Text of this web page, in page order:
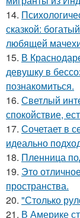
14.
сказкой:
любящей
15. В
девушку в
познакомиться.
16. Светлый
спокойствие,
17. Сочетает в
идеально
18. Пленница
19. Это
пространства.
20. "Столько
21. В Америке